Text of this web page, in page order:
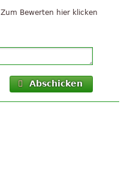
Zum Bewerten hier klicken
Abschicken